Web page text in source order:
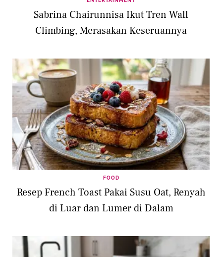
Sabrina Chairunnisa Ikut Tren Wall
Climbing, Merasakan Keseruannya
FOOD
Resep French Toast Pakai Susu Oat, Renyah
di Luar dan Lumer di Dalam